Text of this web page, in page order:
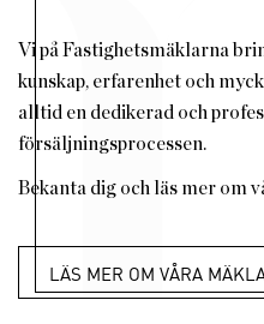
Vi på Fastighetsmäklarna
kunskap, erfarenhet och
alltid en dedikerad och
försäljningsprocessen.
Bekanta dig och läs mer om
LÄS MER OM VÅRA